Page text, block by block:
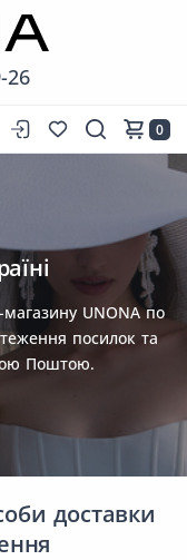
26
0
UNONA по
посилок та
Поштою.
доставки